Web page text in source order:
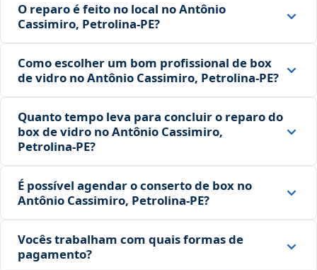
O reparo é feito no local no Antônio
Cassimiro, Petrolina‑PE?
Como escolher um bom profissional de box
de vidro no Antônio Cassimiro, Petrolina‑PE?
Quanto tempo leva para concluir o reparo do
box de vidro no Antônio Cassimiro,
Petrolina‑PE?
É possível agendar o conserto de box no
Antônio Cassimiro, Petrolina‑PE?
Vocês trabalham com quais formas de
pagamento?